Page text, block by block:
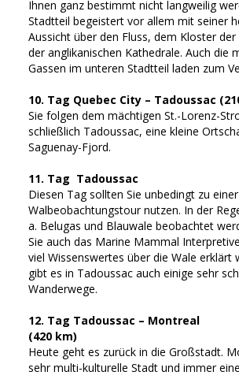
Ihnen ganz bestimmt nicht langweilig
Stadtteil begeistert vor allem mit seiner
Aussicht über den Fluss, dem Kloster der
der anglikanischen Kathedrale. Auch die
Gassen im unteren Stadtteil laden zum
10. Tag Quebec City – Tadoussac
Sie folgen dem mächtigen St.-Lorenz-
schließlich Tadoussac, eine kleine
Saguenay-Fjord.
11. Tag Tadoussac
Diesen Tag sollten Sie unbedingt zu einer
Walbeobachtungstour nutzen. In der
a. Belugas und Blauwale beobachtet
Sie auch das Marine Mammal
viel Wissenswertes über die Wale erklärt
gibt es in Tadoussac auch einige sehr
Wanderwege.
12. Tag Tadoussac – Montreal
(420 km)
Heute geht es zurück in die Großstadt.
sehr multi-kulturelle Stadt und immer